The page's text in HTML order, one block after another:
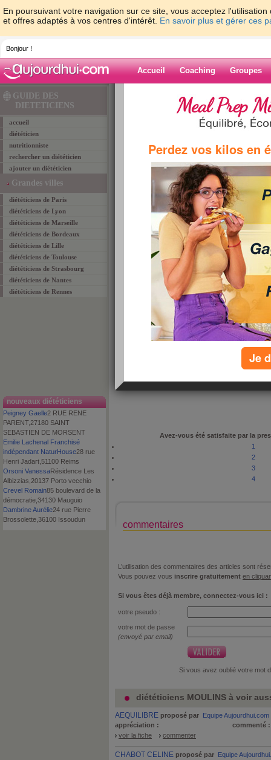
En poursuivant votre navigation sur ce site, vous acceptez
et offres adaptés à vos centres d'intérêt. En savoir plus et gérer ces
Bonjour !
Accueil Coaching Groupes
GUIDE DES
DIETETICIENS
accueil
diététicien
nutritionniste
rechercher un diététicien
ajouter un diététicien
Grandes villes
diététiciens de Paris
diététiciens de Lyon
diététiciens de Marseille
diététiciens de Bordeaux
diététiciens de Lille
diététiciens de Toulouse
diététiciens de Strasbourg
diététiciens de Nantes
diététiciens de Rennes
nouveaux diététiciens
Peigney Gaelle2 RUE RENE
PARENT,27180 SAINT
SEBASTIEN DE MORSENT
Emilie Lachenal Franchisé
indépendant NaturHouse28 rue
Henri Jadart,51100 Reims
Orsoni VanessaRésidence Les
Albizzias,20137 Porto vecchio
Crevel Romain85 boulevard de la
démocratie,34130 Mauguio
Dambrine Aurélie24 rue Pierre
Brossolette,36100 Issoudun
Diététiciens MOULINS
CUSSOL CECILE
Equipe Aujourdhui.com
le : 7 avril 2009
0 fois
14, rue Jean Jacques Rousseau
téléphone
04 70 34 24 39‎
Avez-vous été satisfaite par la
1
2
3
4
commentaires
L’utilisation des commentaires des articles sont
Vous pouvez vous inscrire gratuitement en
Si vous êtes déjà membre, connectez-vous ici :
votre pseudo :
votre mot de passe
(envoyé par email)
Si vous avez oublié votre mot
diététiciens MOULINS à voir
AEQUILIBRE proposé par Equipe Aujourdhui.com
appréciation :
commenté
voir la fiche
commenter
CHABOT CELINE proposé par Equipe
Perdez vos kilos en
Je